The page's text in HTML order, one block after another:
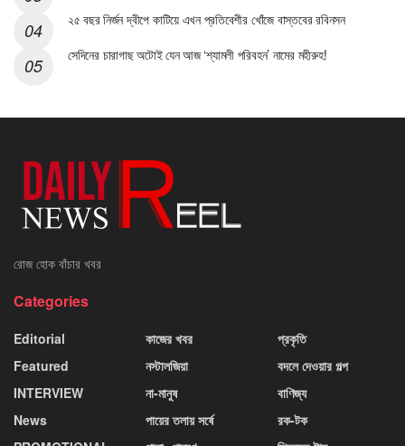
২৫ বছর নির্জন দ্বীপে কাটিয়ে এখন প্রতিবেশীর খোঁজে বাস্তবের রবিনসন
সেদিনের চারাগাছ অটোই যেন আজ ‘শ্যামলী পরিবহন’ নামের মহীরুহ!
রোজ হোক বাঁচার খবর
Categories
Editorial
Featured
INTERVIEW
News
কাজের খবর
নস্টালজিয়া
না-মানুষ
পায়ের তলায় সর্ষে
প্রকৃতি
বদলে দেওয়ার গল্প
বাণিজ্য
রক-টক